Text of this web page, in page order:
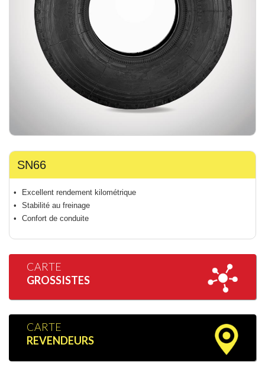
SN66
Excellent rendement kilométrique
Stabilité au freinage
Confort de conduite
CARTE
GROSSISTES
CARTE
REVENDEURS